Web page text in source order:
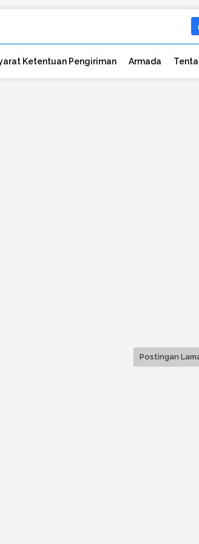
Ketentuan Pengiriman Armada
Postingan